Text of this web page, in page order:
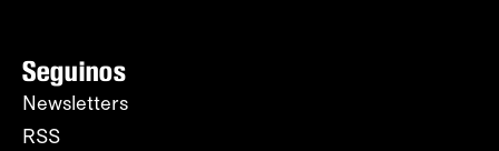
Seguinos
Newsletters
RSS